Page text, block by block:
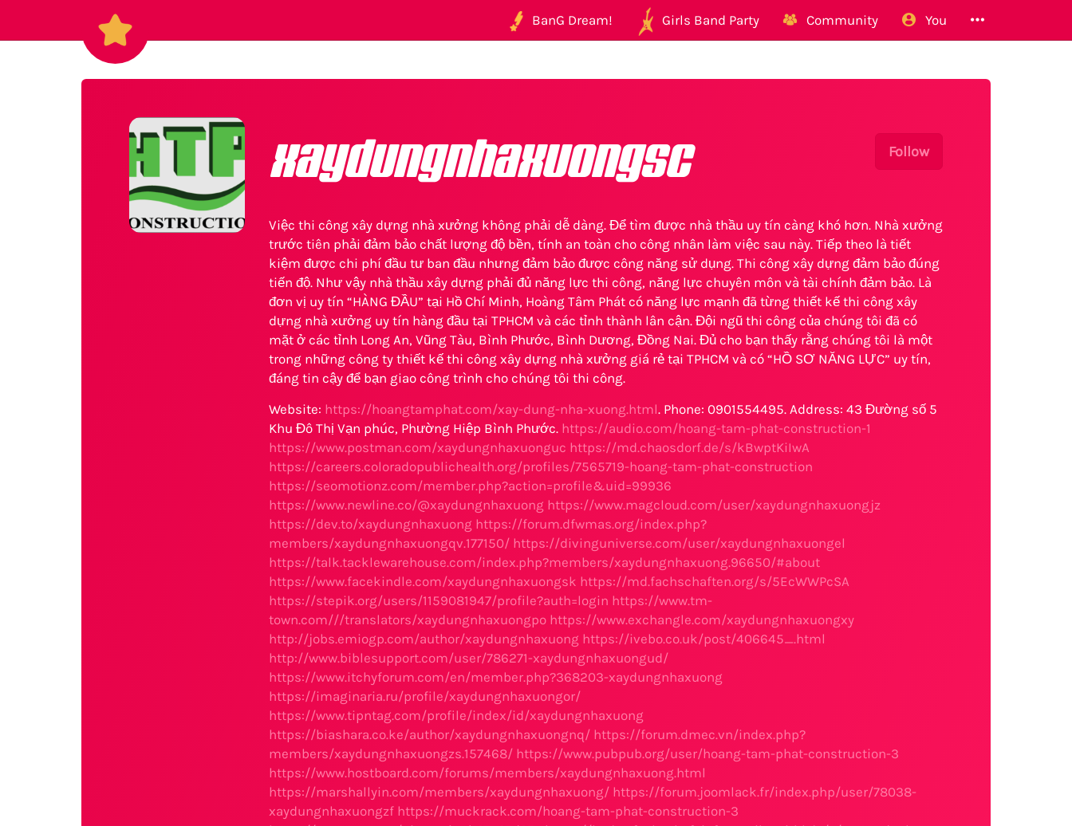
BanG Dream! Girls Band Party Community You
Follow
xaydungnhaxuongsc
Việc thi công xây dựng nhà xưởng không phải dễ dàng. Để tìm được nhà thầu uy tín càng khó hơn. Nhà xưởng
trước tiên phải đảm bảo chất lượng độ bền, tính an toàn cho công nhân làm việc sau này. Tiếp theo là tiết
kiệm được chi phí đầu tư ban đầu nhưng đảm bảo được công năng sử dụng. Thi công xây dựng đảm bảo đúng
tiến độ. Như vậy nhà thầu xây dựng phải đủ năng lực thi công, năng lực chuyên môn và tài chính đảm bảo. Là
đơn vị uy tín “HÀNG ĐẦU” tại Hồ Chí Minh, Hoàng Tâm Phát có năng lực mạnh đã từng thiết kế thi công xây
dựng nhà xưởng uy tín hàng đầu tại TPHCM và các tỉnh thành lân cận. Đội ngũ thi công của chúng tôi đã có
mặt ở các tỉnh Long An, Vũng Tàu, Bình Phước, Bình Dương, Đồng Nai. Đủ cho bạn thấy rằng chúng tôi là một
trong những công ty thiết kế thi công xây dựng nhà xưởng giá rẻ tại TPHCM và có “HỒ SƠ NĂNG LỰC” uy tín,
đáng tin cậy để bạn giao công trình cho chúng tôi thi công.
Website: https://hoangtamphat.com/xay-dung-nha-xuong.html. Phone: 0901554495. Address: 43 Đường số 5
Khu Đô Thị Vạn phúc, Phường Hiệp Bình Phước. https://audio.com/hoang-tam-phat-construction-1
https://www.postman.com/xaydungnhaxuonguc https://md.chaosdorf.de/s/kBwptKiIwA
https://careers.coloradopublichealth.org/profiles/7565719-hoang-tam-phat-construction
https://seomotionz.com/member.php?action=profile&uid=99936
https://www.newline.co/@xaydungnhaxuong https://www.magcloud.com/user/xaydungnhaxuongjz
https://dev.to/xaydungnhaxuong https://forum.dfwmas.org/index.php?
members/xaydungnhaxuongqv.177150/ https://divinguniverse.com/user/xaydungnhaxuongel
https://talk.tacklewarehouse.com/index.php?members/xaydungnhaxuong.96650/#about
https://www.facekindle.com/xaydungnhaxuongsk https://md.fachschaften.org/s/5EcWWPcSA
https://stepik.org/users/1159081947/profile?auth=login https://www.tm-
town.com///translators/xaydungnhaxuongpo https://www.exchangle.com/xaydungnhaxuongxy
http://jobs.emiogp.com/author/xaydungnhaxuong https://ivebo.co.uk/post/406645_.html
http://www.biblesupport.com/user/786271-xaydungnhaxuongud/
https://www.itchyforum.com/en/member.php?368203-xaydungnhaxuong
https://imaginaria.ru/profile/xaydungnhaxuongor/
https://www.tipntag.com/profile/index/id/xaydungnhaxuong
https://biashara.co.ke/author/xaydungnhaxuongnq/ https://forum.dmec.vn/index.php?
members/xaydungnhaxuongzs.157468/ https://www.pubpub.org/user/hoang-tam-phat-construction-3
https://www.hostboard.com/forums/members/xaydungnhaxuong.html
https://marshallyin.com/members/xaydungnhaxuong/ https://forum.joomlack.fr/index.php/user/78038-
xaydungnhaxuongzf https://muckrack.com/hoang-tam-phat-construction-3